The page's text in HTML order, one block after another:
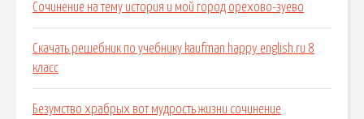
Сочинение на тему история и мой город орехово-зуево
Скачать решебник по учебнику kaufman happy english.ru 8
класс
Безумство храбрых вот мудрость жизни сочинение